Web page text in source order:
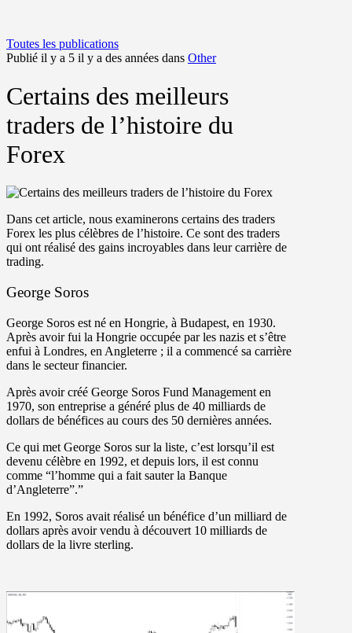
Toutes les publications
Publié il y a 5 il y a des années dans Other
Certains des meilleurs
traders de l’histoire du
Forex
Dans cet article, nous examinerons certains des traders
Forex les plus célèbres de l’histoire. Ce sont des traders
qui ont réalisé des gains incroyables dans leur carrière de
trading.
George Soros
George Soros est né en Hongrie, à Budapest, en 1930.
Après avoir fui la Hongrie occupée par les nazis et s’être
enfui à Londres, en Angleterre ; il a commencé sa carrière
dans le secteur financier.
Après avoir créé George Soros Fund Management en
1970, son entreprise a généré plus de 40 milliards de
dollars de bénéfices au cours des 50 dernières années.
Ce qui met George Soros sur la liste, c’est lorsqu’il est
devenu célèbre en 1992, et depuis lors, il est connu
comme “l’homme qui a fait sauter la Banque
d’Angleterre”.”
En 1992, Soros avait réalisé un bénéfice d’un milliard de
dollars après avoir vendu à découvert 10 milliards de
dollars de la livre sterling.